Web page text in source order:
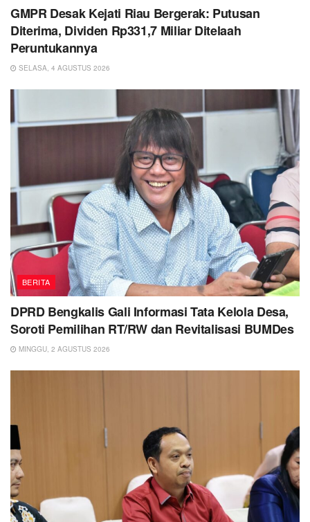
GMPR Desak Kejati Riau Bergerak: Putusan
Diterima, Dividen Rp331,7 Miliar Ditelaah
Peruntukannya
SELASA, 4 AGUSTUS 2026
BERITA
DPRD Bengkalis Gali Informasi Tata Kelola Desa,
Soroti Pemilihan RT/RW dan Revitalisasi BUMDes
MINGGU, 2 AGUSTUS 2026